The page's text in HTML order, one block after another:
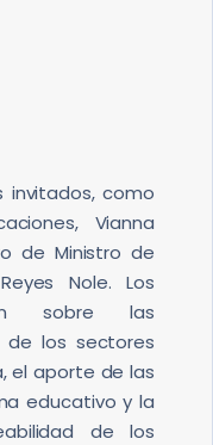
invitados, como
Vianna
de Ministro de
Nole. Los
sobre las
de los sectores
el aporte de las
educativo y la
de los